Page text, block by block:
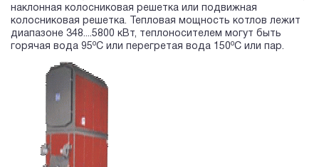
наклонная колосниковая решетка или подвижная
колосниковая решетка. Тепловая мощность котлов лежит
диапазоне 348....5800 кВт, теплоносителем могут быть
горячая вода 95oС или перегретая вода 150oС или пар.